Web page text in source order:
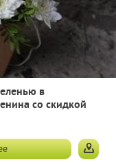
в
со скидкой